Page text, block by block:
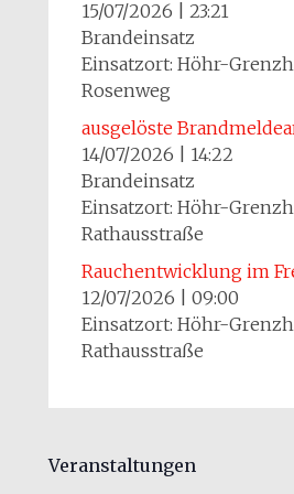
15/07/2026
23:21
Brandeinsatz
Einsatzort: Höhr-
Rosenweg
ausgelöste
14/07/2026
14:22
Brandeinsatz
Einsatzort: Höhr-
Rathausstraße
Rauchentwicklung im
12/07/2026
09:00
Einsatzort: Höhr-
Rathausstraße
Veranstaltungen